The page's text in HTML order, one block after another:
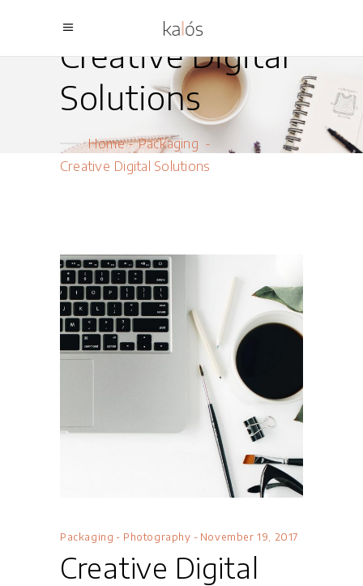
Creative Digital
Solutions
Home-Packaging -
Creative Digital Solutions
Packaging - Photography November 19, 2017
Creative Digital